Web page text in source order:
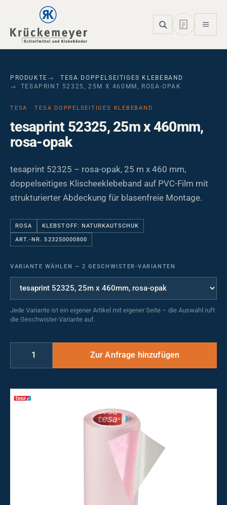
Skip to main navigation
Skip to main content
Skip to page footer
PRODUKTE
TESA DOPPELSEITIGES KLEBEBAND
TESAPRINT 52325, 25M X 460MM, ROSA-OPAK
TESA · TESA DOPPELSEITIGES KLEBEBAND
tesaprint 52325, 25m x 460mm,
rosa-opak
tesaprint 52325 – rosa-opak, 25 m x 460 mm,
doppelseitiges Klischeeklebeband auf PVC-Film mit
strukturierter Abdeckung für blasenfreie Montage.
ROSA KLEBSTOFF: NATURKAUTSCHUK
ART.-NR. 523250000800
VARIANTE WÄHLEN — 2 GESCHWISTER-VARIANTEN
Jede Variante ist ein eigener Artikel mit eigener Seite – die Auswahl ruft
die Geschwister-Variante auf.